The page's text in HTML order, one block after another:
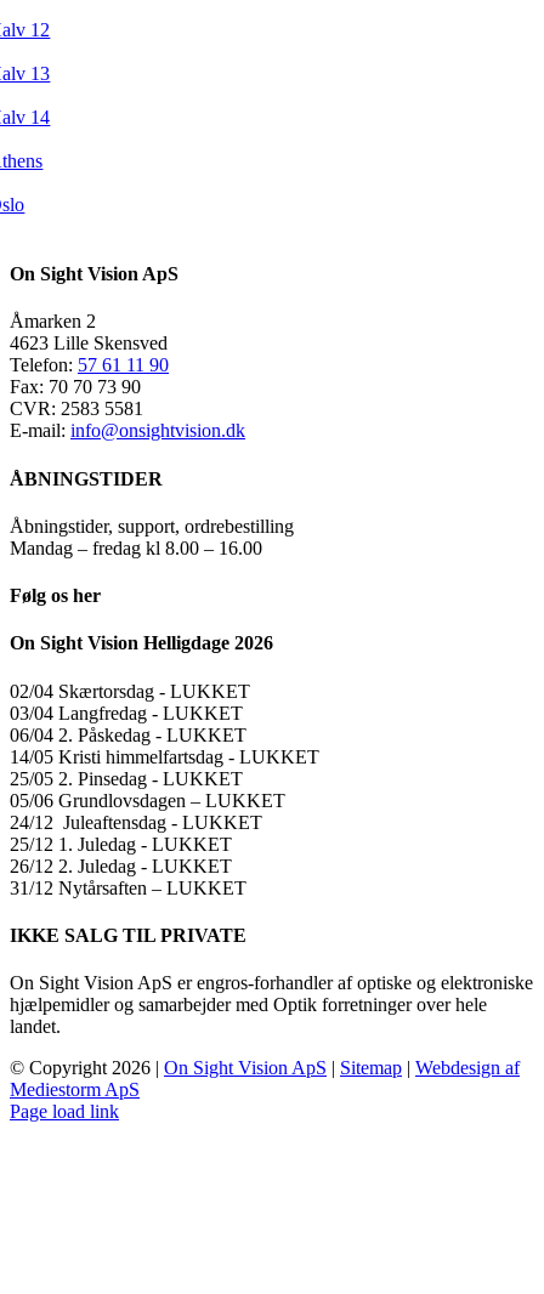
12
13
14
On Sight Vision ApS
Åmarken 2
4623 Lille Skensved
Telefon: 57 61 11 90
Fax: 70 70 73 90
CVR: 2583 5581
E-mail: info@onsightvision.dk
ÅBNINGSTIDER
Åbningstider, support, ordrebestilling
Mandag – fredag kl 8.00 – 16.00
Følg os her
On Sight Vision Helligdage 2026
02/04 Skærtorsdag ​​- LUKKET
03/04 Langfredag ​​- LUKKET
06/04 2. Påskedag ​​- LUKKET
14/05 Kristi himmelfartsdag ​​- LUKKET
25/05 2. Pinsedag ​​- LUKKET
05/06 Grundlovsdagen – LUKKET
24/12 Juleaftensdag ​​- LUKKET
25/12 1. Juledag ​​- LUKKET
26/12 2. Juledag ​​- LUKKET
31/12 Nytårsaften – LUKKET
IKKE SALG TIL PRIVATE
On Sight Vision ApS er engros-forhandler af optiske og elektroniske
hjælpemidler og samarbejder med Optik forretninger over hele
landet.
© Copyright 2026 | On Sight Vision ApS | Sitemap | Webdesign af
Mediestorm ApS
Page load link